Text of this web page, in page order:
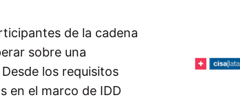
de la cadena
sobre una
los requisitos
en el marco de IDD